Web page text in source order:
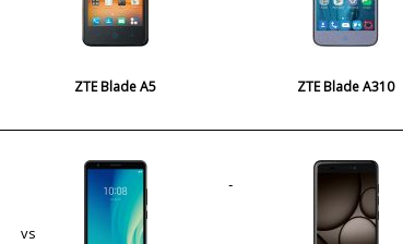
ZTE Blade A5 ZTE Blade A310
vs